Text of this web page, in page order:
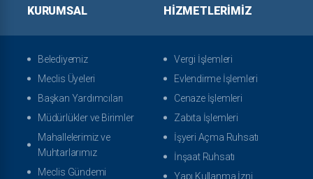
KURUMSAL
Belediyemiz
Meclis Üyeleri
Başkan Yardımcıları
Müdürlükler ve Birimler
Mahallelerimiz ve
Muhtarlarımız
Meclis Gündemi
HIZMETLERIMIZ
Vergi İşlemleri
Evlendirme İşlemleri
Cenaze İşlemleri
Zabıta İşlemleri
İşyeri Açma Ruhsatı
İnşaat Ruhsatı
Yapı Kullanma İzni